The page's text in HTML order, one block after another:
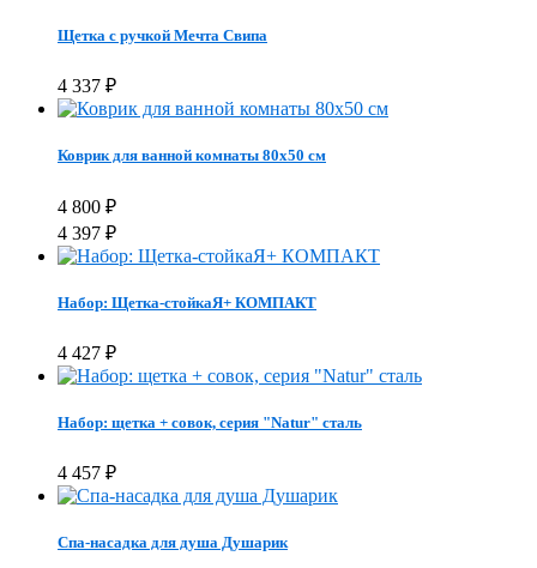
Щетка с ручкой Мечта Свипа
4 337 ₽
Коврик для ванной комнаты 80х50 см
4 800 ₽
4 397 ₽
Набор: Щетка-стойкаЯ+ КОМПАКТ
4 427 ₽
Набор: щетка + совок, серия "Natur" сталь
4 457 ₽
Спа-насадка для душа Душарик